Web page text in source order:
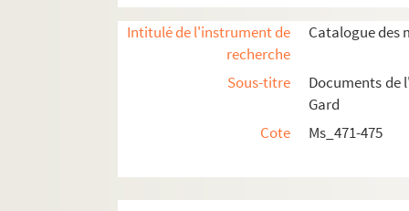
Intitulé de l'instrument de
recherche
Catalogue des
Sous-titre
Documents de
Gard
Cote
Ms_471-475
Ms_471. Première période : 15 nivôse an IX [=
Ms_471_A. Règlements et procès-
Ms_471_B. « Procès-verbaux de la
Ms_471_C. Lettres administratives
Ms_471_E. « Cayer ouvert le 28 pluviôse